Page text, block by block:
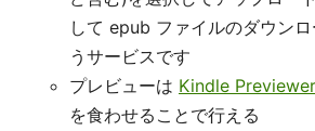
して epub ファイルのダウン
うサービスです
プレビューは Kindle Previewer
を食わせることで行える